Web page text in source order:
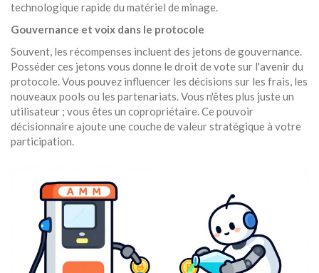
technologique rapide du matériel de minage.
Gouvernance et voix dans le protocole
Souvent, les récompenses incluent des jetons de gouvernance.
Posséder ces jetons vous donne le droit de vote sur l'avenir du
protocole. Vous pouvez influencer les décisions sur les frais, les
nouveaux pools ou les partenariats. Vous n'êtes plus juste un
utilisateur ; vous êtes un copropriétaire. Ce pouvoir
décisionnaire ajoute une couche de valeur stratégique à votre
participation.